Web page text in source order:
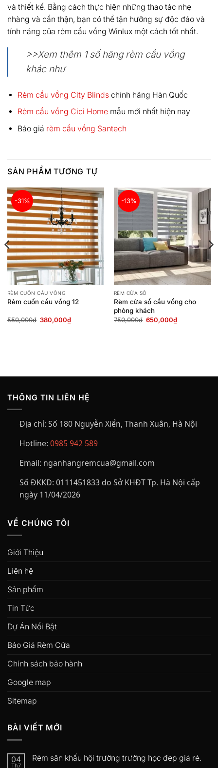
và thiết kế. Bằng cách thực hiện những thao tác nhẹ
nhàng và cẩn thận, bạn có thể tận hưởng sự độc đáo và
tính năng của rèm cầu vồng Winlux một cách tốt nhất.
>>Xem thêm 1 số hãng rèm cầu vồng
khác như
Rèm cầu vồng City Blindschính hãng Hàn Quốc
Rèm cầu vồng Cici Homemẫu mới nhất hiện nay
Báo giá rèm cầu vồng Santech
SẢN PHẨM TƯƠNG TỰ
-31%
RÈM CUỐN CẦU VỒNG
Rèm cuốn cầu vồng 12
550,000₫ Giá
380,000₫Giá
hiện
-13%
RÈM CỬA SỔ
Rèm cửa sổ cầu vồng cho
phòng khách
750,000₫ Giá
650,000₫Giá
hiện
THÔNG TIN LIÊN HỆ
Địa chỉ: Số 180 Nguyễn Xiển, Thanh Xuân, Hà Nội
Hotline: 0985 942 589
Email: nganhangremcua@gmail.com
Số ĐKKD: 0111451833 do Sở KHĐT Tp. Hà Nội cấp
ngày 11/04/2026
VỀ CHÚNG TÔI
Giới Thiệu
Liên hệ
Sản phẩm
Tin Tức
Dự Án Nổi Bật
Báo Giá Rèm Cửa
Chính sách bảo hành
Google map
Sitemap
BÀI VIẾT MỚI
04
Th7
Rèm sân khấu hội trường trường học đep giá rẻ.